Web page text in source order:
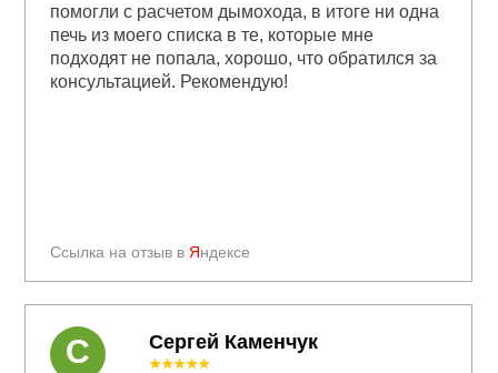
Ссылка на отзыв в Яндексе
помогли с расчетом дымохода, в итоге ни одна
печь из моего списка в те, которые мне
подходят не попала, хорошо, что обратился за
консультацией. Рекомендую!
Сергей Каменчук
★★★★★
С